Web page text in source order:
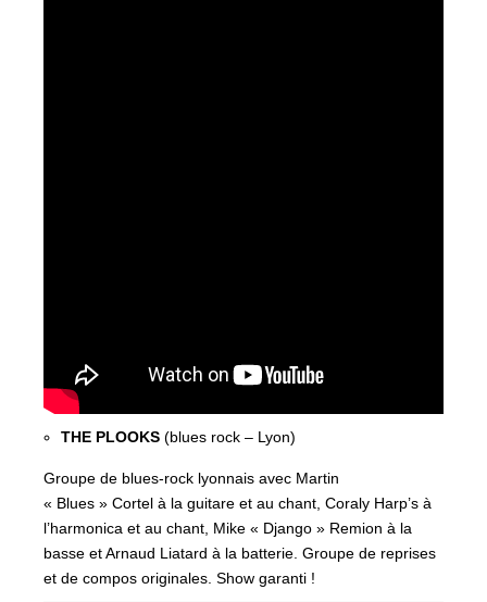
THE PLOOKS (blues rock – Lyon)
Groupe de blues-rock lyonnais avec Martin
« Blues » Cortel à la guitare et au chant, Coraly Harp’s à
l’harmonica et au chant, Mike « Django » Remion à la
basse et Arnaud Liatard à la batterie. Groupe de reprises
et de compos originales. Show garanti !